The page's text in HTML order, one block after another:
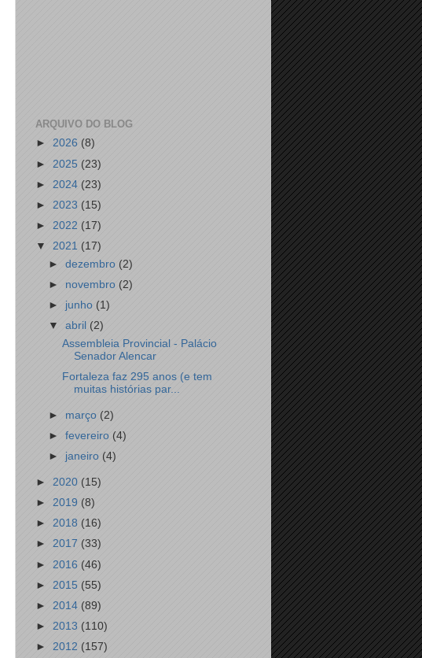
ARQUIVO DO BLOG
► 2026 (8)
► 2025 (23)
► 2024 (23)
► 2023 (15)
► 2022 (17)
▼ 2021 (17)
►dezembro (2)
► novembro(2)
► junho (1)
▼abril (2)
Assembleia Provincial - Palácio
Senador Alencar
Fortaleza faz 295 anos (e tem
muitas histórias par...
► março (2)
►fevereiro(4)
► janeiro (4)
► 2020 (15)
► 2019 (8)
► 2018 (16)
► 2017 (33)
► 2016 (46)
► 2015 (55)
► 2014 (89)
► 2013 (110)
► 2012 (157)